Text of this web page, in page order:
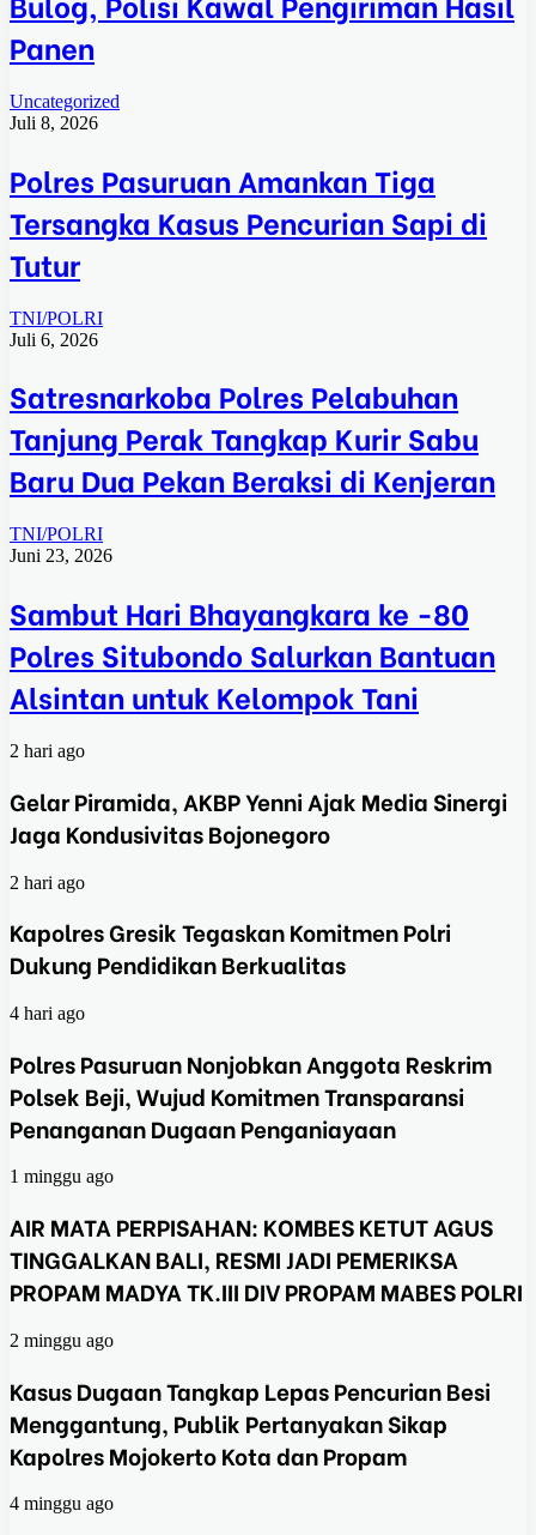
Panen
Uncategorized
Juli 8, 2026
Polres Pasuruan Amankan Tiga
Tersangka Kasus Pencurian Sapi di
Tutur
TNI/POLRI
Juli 6, 2026
Satresnarkoba Polres Pelabuhan
Tanjung Perak Tangkap Kurir Sabu
Baru Dua Pekan Beraksi di Kenjeran
TNI/POLRI
Juni 23, 2026
Sambut Hari Bhayangkara ke -80
Polres Situbondo Salurkan Bantuan
Alsintan untuk Kelompok Tani
2 hari ago
Gelar Piramida, AKBP Yenni Ajak Media Sinergi
Jaga Kondusivitas Bojonegoro
2 hari ago
Kapolres Gresik Tegaskan Komitmen Polri
Dukung Pendidikan Berkualitas
4 hari ago
Polres Pasuruan Nonjobkan Anggota Reskrim
Polsek Beji, Wujud Komitmen Transparansi
Penanganan Dugaan Penganiayaan
1 minggu ago
AIR MATA PERPISAHAN: KOMBES KETUT AGUS
TINGGALKAN BALI, RESMI JADI PEMERIKSA
PROPAM MADYA TK.III DIV PROPAM MABES POLRI
2 minggu ago
Kasus Dugaan Tangkap Lepas Pencurian Besi
Menggantung, Publik Pertanyakan Sikap
Kapolres Mojokerto Kota dan Propam
4 minggu ago